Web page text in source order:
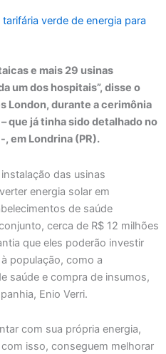
verde de energia para
e mais 29 usinas
um dos hospitais”, disse o
London, durante a cerimônia
que já tinha sido detalhado no
em Londrina (PR).
das usinas
energia solar em
de saúde
cerca de R$ 12 milhões
que eles poderão investir
população, como a
saúde e compra de insumos,
Enio Verri.
com sua própria energia,
isso, conseguem melhorar